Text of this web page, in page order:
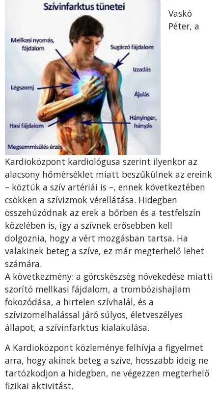
Vaskó
Péter, a
Kardioközpont kardiológusa szerint ilyenkor az
alacsony hőmérséklet miatt beszűkülnek az ereink
– köztük a szív artériái is –, ennek következtében
csökken a szívizmok vérellátása. Hidegben
összehúzódnak az erek a bőrben és a testfelszín
közelében is, így a szívnek erősebben kell
dolgoznia, hogy a vért mozgásban tartsa. Ha
valakinek beteg a szíve, ez már megterhelő lehet
számára.
A következmény: a görcskészség növekedése miatti
szorító mellkasi fájdalom, a trombózishajlam
fokozódása, a hirtelen szívhalál, és a
szívizomelhalással járó súlyos, életveszélyes
állapot, a szívinfarktus kialakulása.
A Kardioközpont közleménye felhívja a figyelmet
arra, hogy akinek beteg a szíve, hosszabb ideig ne
tartózkodjon a hidegben, ne végezzen megterhelő
fizikai aktivitást.